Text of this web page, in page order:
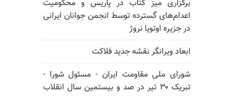
برگزاری میز کتاب در پاریس و محکومیت
اعدام‌های گسترده توسط انجمن جوانان ایرانی
در جزیره اوتویا نروژ
ابعاد ویرانگر نقشه جدید فلاکت
شورای ملی مقاومت ایران - مسئول شورا -
تبریک ۳۰ تیر در صد و بیستمین سال انقلاب